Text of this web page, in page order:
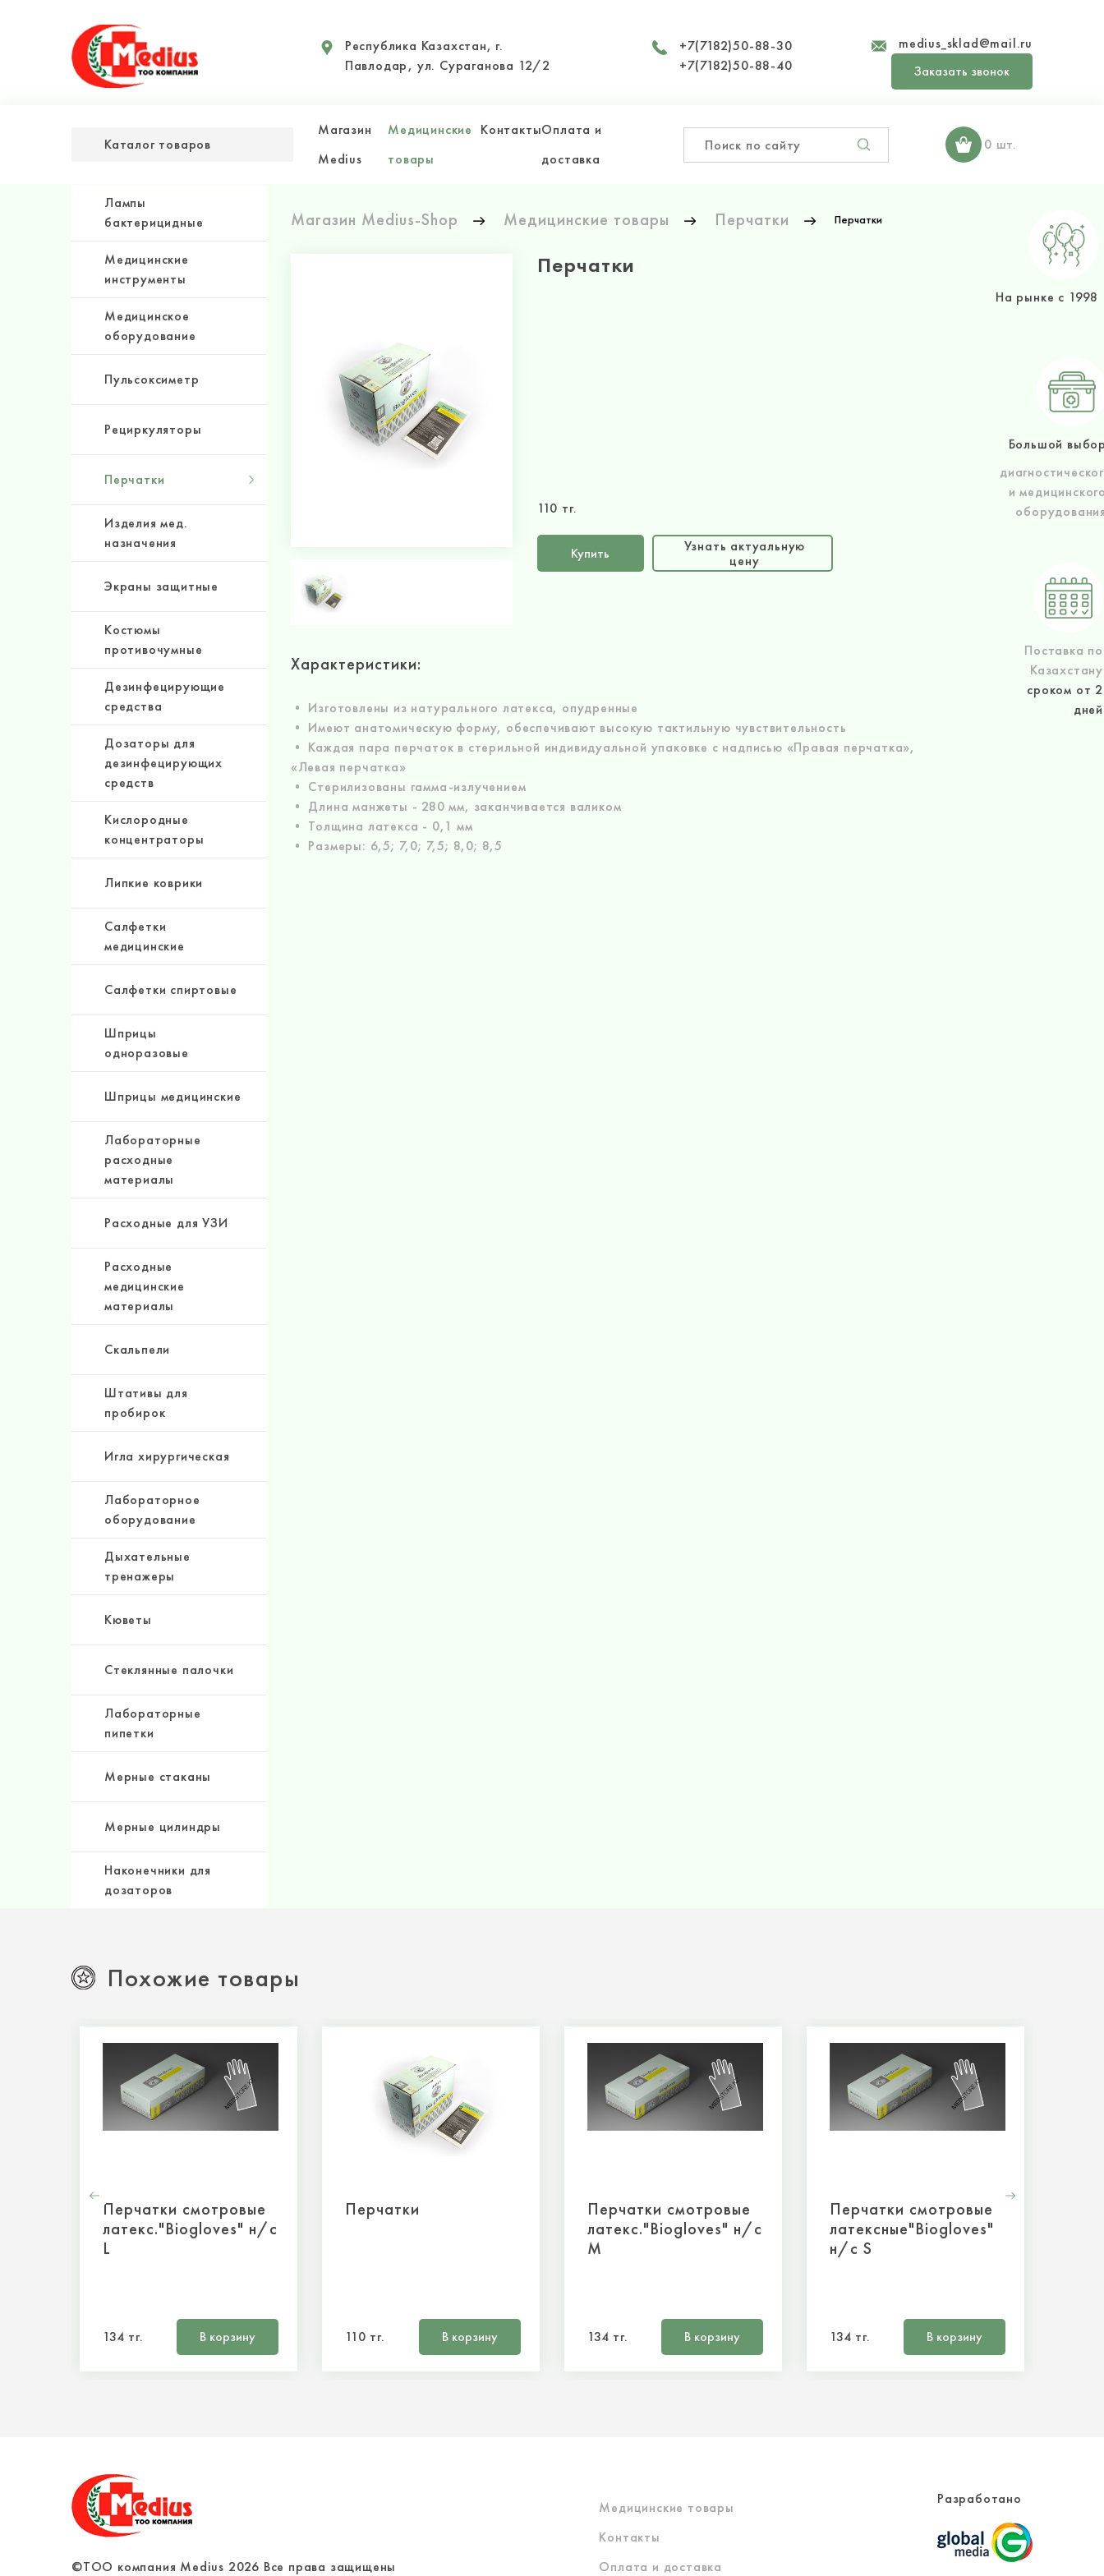
Республика Казахстан, г.
Павлодар, ул. Сураганова 12/2
+7(7182)50-88-30
+7(7182)50-88-40
medius_sklad@mail.ru
Заказать звонок
Каталог товаров
Магазин
Medius
Медицинские
товары
КонтактыОплата и
доставка
0 шт.
Лампы
бактерицидные
Медицинские
инструменты
Медицинское
оборудование
Пульсоксиметр
Рециркуляторы
Перчатки
Изделия мед.
назначения
Экраны защитные
Костюмы
противочумные
Дезинфецирующие
средства
Дозаторы для
дезинфецирующих
средств
Кислородные
концентраторы
Липкие коврики
Салфетки
медицинские
Салфетки спиртовые
Шприцы
одноразовые
Шприцы медицинские
Лабораторные
расходные
материалы
Расходные для УЗИ
Расходные
медицинские
материалы
Скальпели
Штативы для
пробирок
Игла хирургическая
Лабораторное
оборудование
Дыхательные
тренажеры
Кюветы
Стеклянные палочки
Лабораторные
пипетки
Мерные стаканы
Мерные цилиндры
Наконечники для
дозаторов
Магазин Medius-Shop Медицинские товары Перчатки Перчатки
Перчатки
110 тг.
Купить
Узнать актуальную
цену
Характеристики:
• Изготовлены из натурального латекса, опудренные
• Имеют анатомическую форму, обеспечивают высокую тактильную чувствительность
• Каждая пара перчаток в стерильной индивидуальной упаковке с надписью «Правая перчатка»,
«Левая перчатка»
• Стерилизованы гамма-излучением
• Длина манжеты - 280 мм, заканчивается валиком
• Толщина латекса - 0,1 мм
• Размеры: 6,5; 7,0; 7,5; 8,0; 8,5
На рынке с 1998
Большой
и
Поставка по
Казахстану
сроком от 2
дней
Похожие товары
Перчатки смотровые
латекс."Biogloves" н/с
L
134 тг. В корзину
Перчатки
110 тг. В корзину
Перчатки смотровые
латекс."Biogloves" н/с
M
134 тг. В корзину
Перчатки смотровые
латексные"Biogloves"
н/с S
134 тг. В корзину
©ТОО компания Medius 2026 Все права защищены
Медицинские товары
Контакты
Оплата и доставка
Разработано